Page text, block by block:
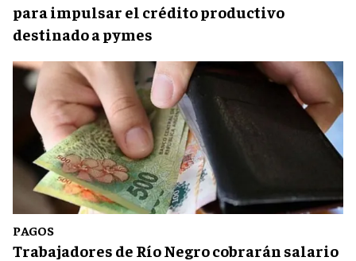
para impulsar el crédito productivo
destinado a pymes
PAGOS
Trabajadores de Río Negro cobrarán salario